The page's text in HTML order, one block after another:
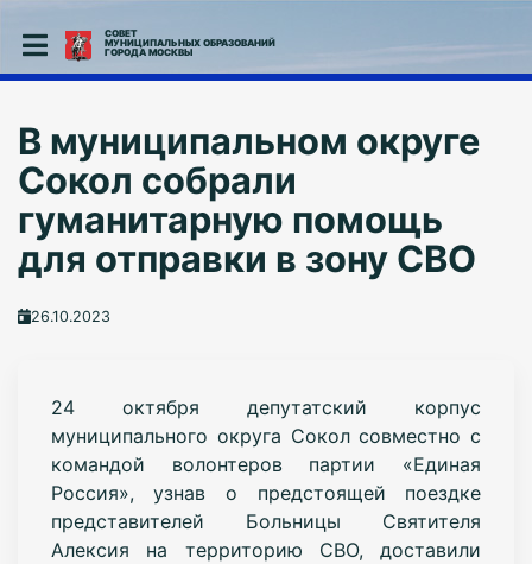
СОВЕТ
МУНИЦИПАЛЬНЫХ ОБРАЗОВАНИЙ
ГОРОДА МОСКВЫ
В муниципальном округе
Сокол собрали
гуманитарную помощь
для отправки в зону СВО
26.10.2023
24 октября депутатский корпус
муниципального округа Сокол совместно с
командой волонтеров партии «Единая
Россия», узнав о предстоящей поездке
представителей Больницы Святителя
Алексия на территорию СВО, доставили